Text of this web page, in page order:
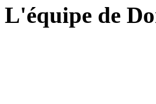
L'équipe de